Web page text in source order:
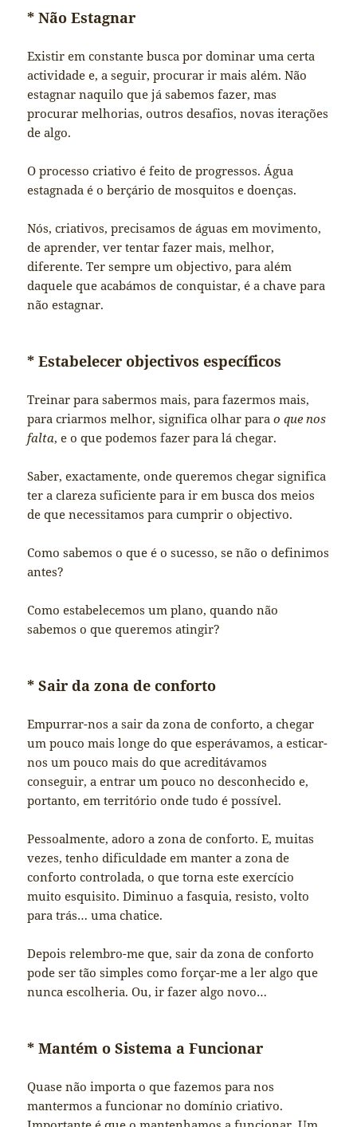
* Não Estagnar
Existir em constante busca por dominar uma certa
actividade e, a seguir, procurar ir mais além. Não
estagnar naquilo que já sabemos fazer, mas
procurar melhorias, outros desafios, novas iterações
de algo.
O processo criativo é feito de progressos. Água
estagnada é o berçário de mosquitos e doenças.
Nós, criativos, precisamos de águas em movimento,
de aprender, ver tentar fazer mais, melhor,
diferente. Ter sempre um objectivo, para além
daquele que acabámos de conquistar, é a chave para
não estagnar.
* Estabelecer objectivos específicos
Treinar para sabermos mais, para fazermos mais,
para criarmos melhor, significa olhar parao que nos
falta, e o que podemos fazer para lá chegar.
Saber, exactamente, onde queremos chegar significa
ter a clareza suficiente para ir em busca dos meios
de que necessitamos para cumprir o objectivo.
Como sabemos o que é o sucesso, se não o definimos
antes?
Como estabelecemos um plano, quando não
sabemos o que queremos atingir?
* Sair da zona de conforto
Empurrar-nos a sair da zona de conforto, a chegar
um pouco mais longe do que esperávamos, a esticar-
nos um pouco mais do que acreditávamos
conseguir, a entrar um pouco no desconhecido e,
portanto, em território onde tudo é possível.
Pessoalmente, adoro a zona de conforto. E, muitas
vezes, tenho dificuldade em manter a zona de
conforto controlada, o que torna este exercício
muito esquisito. Diminuo a fasquia, resisto, volto
para trás… uma chatice.
Depois relembro-me que, sair da zona de conforto
pode ser tão simples como forçar-me a ler algo que
nunca escolheria. Ou, ir fazer algo novo…
* Mantém o Sistema a Funcionar
Quase não importa o que fazemos para nos
mantermos a funcionar no domínio criativo.